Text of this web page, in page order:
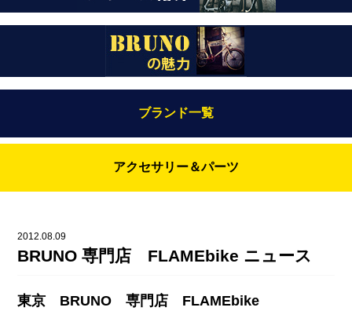
ブランド一覧
Bianchi（ビアンキ）
BRUNO(ブルーノ)
DAHON（ダホーン）
FUJI（フジ）
アクセサリー＆パーツ
knog（ノグ）
カスタム ペイント
2012.08.09
BRUNO 専門店 FLAMEbike ニュース
東京 BRUNO 専門店 FLAMEbike